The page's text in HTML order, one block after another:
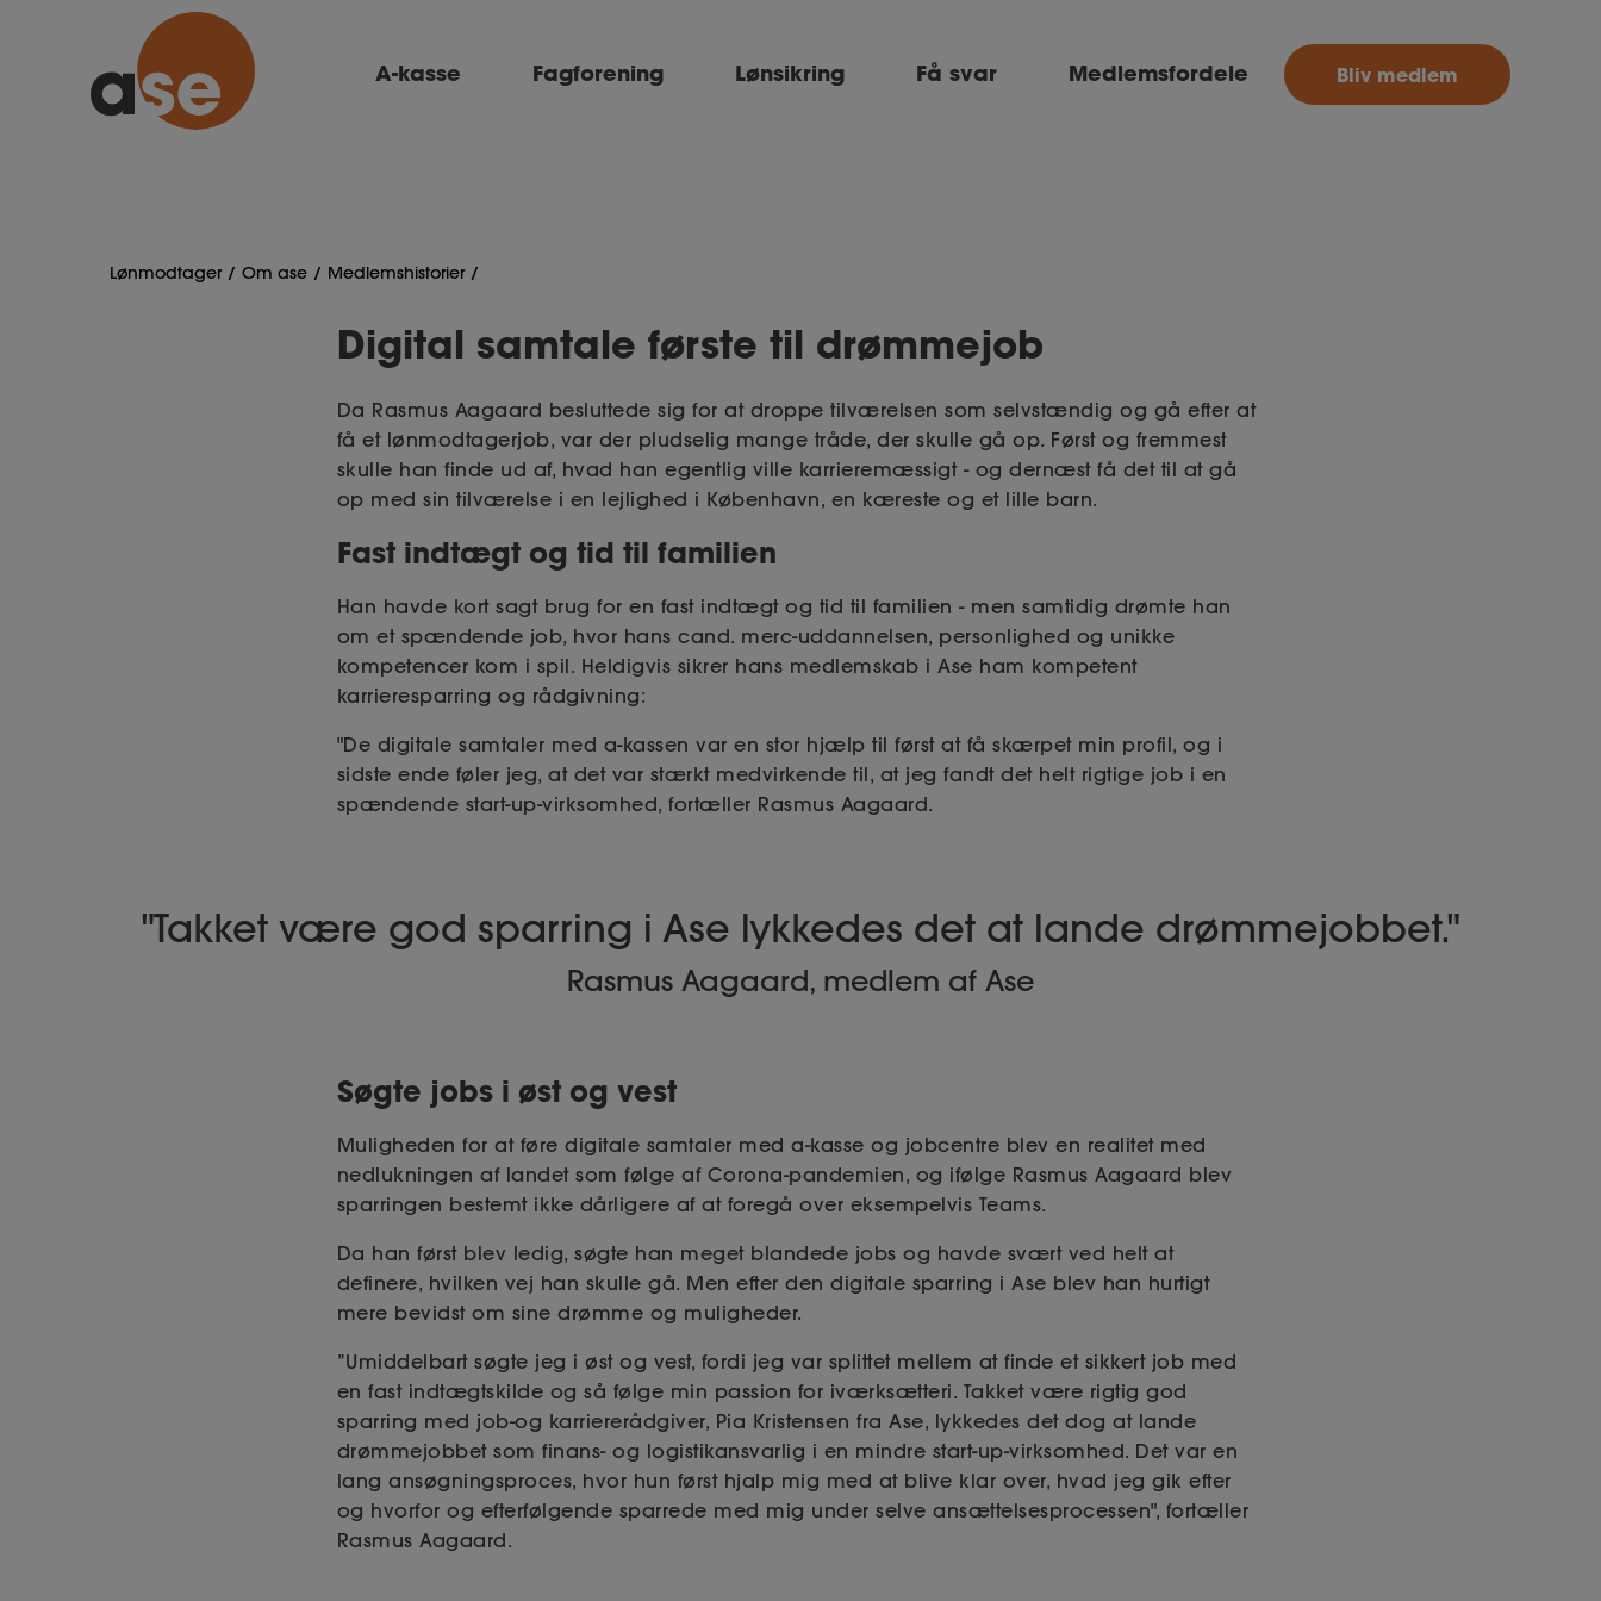
Ase
A-kasse Fagforening Lønsikring Få svar Medlemsfordele Bliv medlem
Lønmodtager Om ase Medlemshistorier
Digital samtale første til drømmejob
Da Rasmus Aagaard besluttede sig for at droppe tilværelsen som selvstændig og gå efter at
få et lønmodtagerjob, var der pludselig mange tråde, der skulle gå op. Først og fremmest
skulle han finde ud af, hvad han egentlig ville karrieremæssigt - og dernæst få det til at gå
op med sin tilværelse i en lejlighed i København, en kæreste og et lille barn.
Fast indtægt og tid til familien
Han havde kort sagt brug for en fast indtægt og tid til familien - men samtidig drømte han
om et spændende job, hvor hans cand. merc-uddannelsen, personlighed og unikke
kompetencer kom i spil. Heldigvis sikrer hans medlemskab i Ase ham kompetent
karrieresparring og rådgivning:
"De digitale samtaler med a-kassen var en stor hjælp til først at få skærpet min profil, og i
sidste ende føler jeg, at det var stærkt medvirkende til, at jeg fandt det helt rigtige job i en
spændende start-up-virksomhed, fortæller Rasmus Aagaard.
Takket være god sparring i Ase lykkedes det at lande drømmejobbet.
Rasmus Aagaard, medlem af Ase
Søgte jobs i øst og vest
Muligheden for at føre digitale samtaler med a-kasse og jobcentre blev en realitet med
nedlukningen af landet som følge af Corona-pandemien, og ifølge Rasmus Aagaard blev
sparringen bestemt ikke dårligere af at foregå over eksempelvis Teams.
Da han først blev ledig, søgte han meget blandede jobs og havde svært ved helt at
definere, hvilken vej han skulle gå. Men efter den digitale sparring i Ase blev han hurtigt
mere bevidst om sine drømme og muligheder.
”Umiddelbart søgte jeg i øst og vest, fordi jeg var splittet mellem at finde et sikkert job med
en fast indtægtskilde og så følge min passion for iværksætteri. Takket være rigtig god
sparring med job-og karriererådgiver, Pia Kristensen fra Ase, lykkedes det dog at lande
drømmejobbet som finans- og logistikansvarlig i en mindre start-up-virksomhed. Det var en
lang ansøgningsproces, hvor hun først hjalp mig med at blive klar over, hvad jeg gik efter
og hvorfor og efterfølgende sparrede med mig under selve ansættelsesprocessen", fortæller
Rasmus Aagaard.